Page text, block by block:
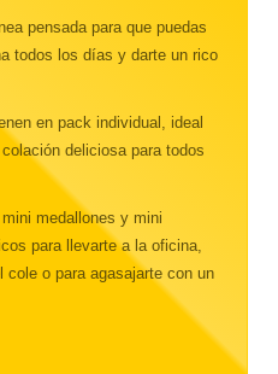
pensada para que puedas
todos los días y darte un rico
en pack individual, ideal
deliciosa para todos
medallones y mini
para llevarte a la oficina,
cole o para agasajarte con un